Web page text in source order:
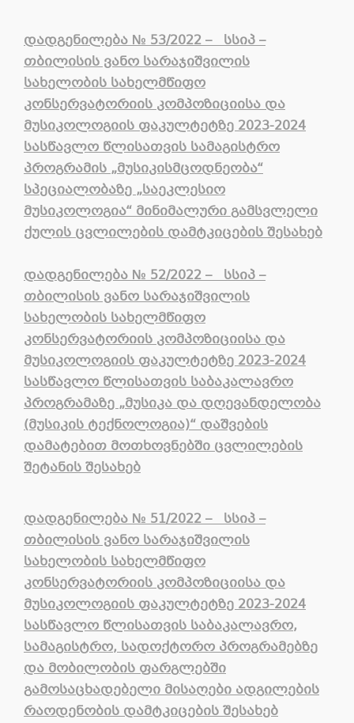
დადგენილება№ 53/2022 – სსიპ –
თბილისის ვანო სარაჯიშვილის
სახელობის სახელმწიფო
კონსერვატორიის კომპოზიციისა და
მუსიკოლოგიის ფაკულტეტზე 2023-2024
სასწავლო წლისათვის სამაგისტრო
პროგრამის „მუსიკისმცოდნეობა“
სპეციალობაზე „საეკლესიო
მუსიკოლოგია“ მინიმალური გამსვლელი
ქულის ცვლილების დამტკიცების შესახებ
დადგენილება№ 52/2022 – სსიპ –
თბილისის ვანო სარაჯიშვილის
სახელობის სახელმწიფო
კონსერვატორიის კომპოზიციისა და
მუსიკოლოგიის ფაკულტეტზე 2023-2024
სასწავლო წლისათვის საბაკალავრო
პროგრამაზე „მუსიკა და დღევანდელობა
(მუსიკის ტექნოლოგია)“ დაშვების
დამატებით მოთხოვნებში ცვლილების
შეტანის შესახებ
დადგენილება№ 51/2022 – სსიპ –
თბილისის ვანო სარაჯიშვილის
სახელობის სახელმწიფო
კონსერვატორიის კომპოზიციისა და
მუსიკოლოგიის ფაკულტეტზე 2023-2024
სასწავლო წლისათვის საბაკალავრო,
სამაგისტრო, სადოქტორო პროგრამებზე
და მობილობის ფარგლებში
გამოსაცხადებელი მისაღები ადგილების
რაოდენობის დამტკიცების შესახებ